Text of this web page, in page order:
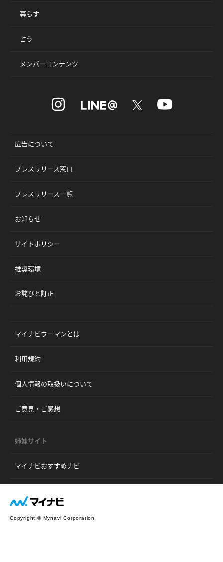
暮らす
占う
メンバーコンテンツ
広告について
プレスリリース窓口
プレスリリース一覧
お知らせ
サイトポリシー
推奨環境
お詫びと訂正
マイナビウーマンとは
利用規約
個人情報の取扱いについて
ご意見・ご感想
姉妹サイト
マイナビおすすめナビ
Copyright © Mynavi Corporation